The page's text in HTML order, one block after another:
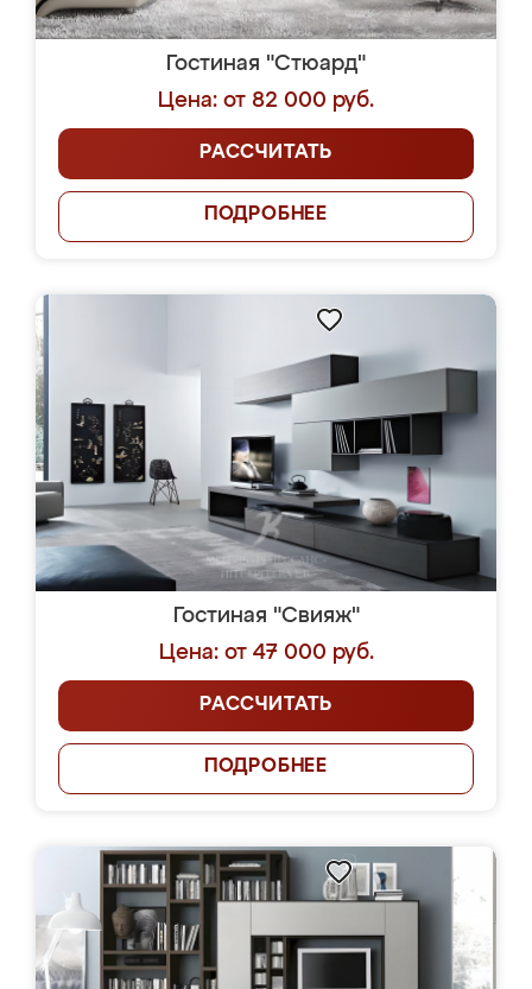
Гостиная "Стюард"
Цена: от 82 000 руб.
РАССЧИТАТЬ
ПОДРОБНЕЕ
Гостиная "Свияж"
Цена: от 47 000 руб.
РАССЧИТАТЬ
ПОДРОБНЕЕ